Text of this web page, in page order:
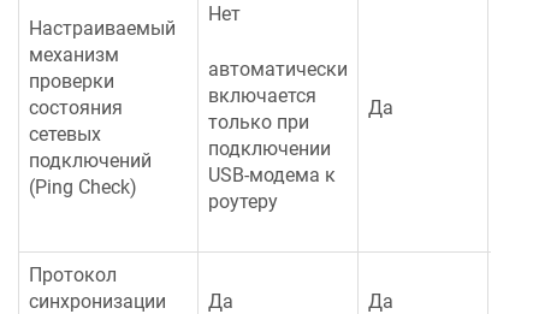
Настраиваемый
механизм
проверки
состояния
сетевых
подключений
(Ping Check)
Нет
автоматически
включается
только при
подключении
USB-модема к
роутеру
Да
Протокол
синхронизации
Да Да